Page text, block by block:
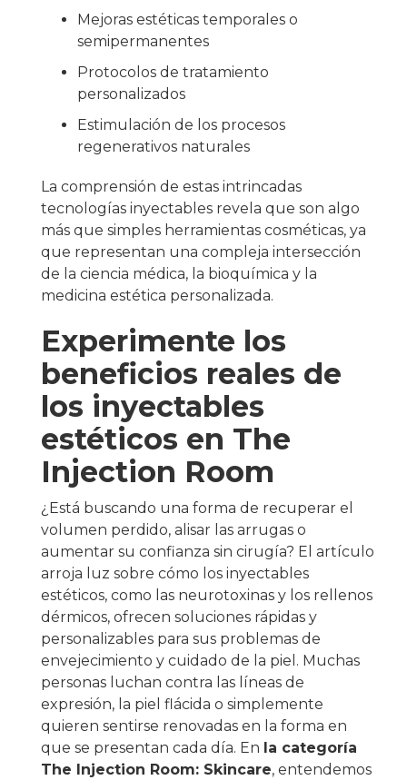
Mejoras estéticas temporales o
semipermanentes
Protocolos de tratamiento
personalizados
Estimulación de los procesos
regenerativos naturales
La comprensión de estas intrincadas
tecnologías inyectables revela que son algo
más que simples herramientas cosméticas, ya
que representan una compleja intersección
de la ciencia médica, la bioquímica y la
medicina estética personalizada.
Experimente los
beneficios reales de
los inyectables
estéticos en The
Injection Room
¿Está buscando una forma de recuperar el
volumen perdido, alisar las arrugas o
aumentar su confianza sin cirugía? El artículo
arroja luz sobre cómo los inyectables
estéticos, como las neurotoxinas y los rellenos
dérmicos, ofrecen soluciones rápidas y
personalizables para sus problemas de
envejecimiento y cuidado de la piel. Muchas
personas luchan contra las líneas de
expresión, la piel flácida o simplemente
quieren sentirse renovadas en la forma en
que se presentan cada día. En la categoría
The Injection Room: Skincare, entendemos